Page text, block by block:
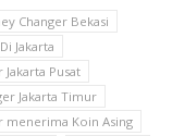
Changer Bekasi
Jakarta
Pusat
Jakarta Timur
menerima Koin Asing